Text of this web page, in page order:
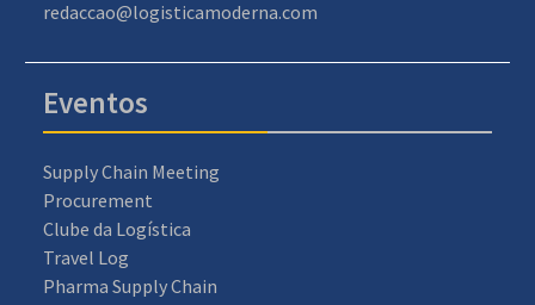
redaccao@logisticamoderna.com
Eventos
Supply Chain Meeting
Procurement
Clube da Logística
Travel Log
Pharma Supply Chain